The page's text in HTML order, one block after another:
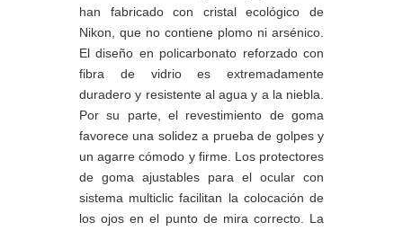
han fabricado con cristal ecológico de
Nikon, que no contiene plomo ni arsénico.
El diseño en policarbonato reforzado con
fibra de vidrio es extremadamente
duradero y resistente al agua y a la niebla.
Por su parte, el revestimiento de goma
favorece una solidez a prueba de golpes y
un agarre cómodo y firme. Los protectores
de goma ajustables para el ocular con
sistema multiclic facilitan la colocación de
los ojos en el punto de mira correcto. La